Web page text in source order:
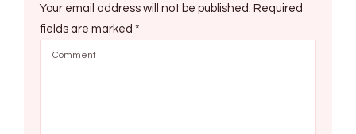
Your email address will not be published. Required
fields are marked *